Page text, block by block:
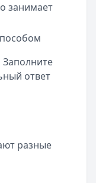
занимает
ответ
разные